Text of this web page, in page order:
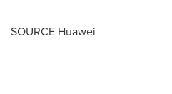
SOURCE Huawei